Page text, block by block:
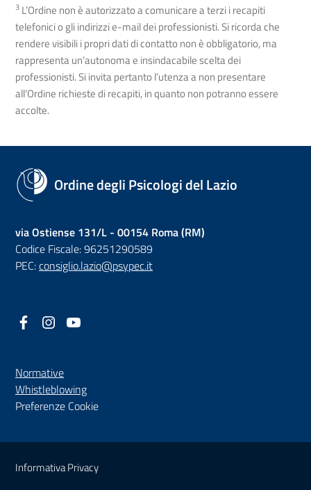
3 L’Ordine non è autorizzato a comunicare a terzi i recapiti
telefonici o gli indirizzi e-mail dei professionisti. Si ricorda che
rendere visibili i propri dati di contatto non è obbligatorio, ma
rappresenta un’autonoma e insindacabile scelta dei
professionisti. Si invita pertanto l’utenza a non presentare
all’Ordine richieste di recapiti, in quanto non potranno essere
accolte.
Ordine degli Psicologi del Lazio
via Ostiense 131/L - 00154 Roma (RM)
Codice Fiscale: 96251290589
PEC:consiglio.lazio@psypec.it
Facebook
(nuova scheda - new tab)
Instagram
(nuova scheda - new tab)
Normative
Whistleblowing(nuova scheda - new tab)
Preferenze Cookie
Sezione Link Utili
Informativa Privacy